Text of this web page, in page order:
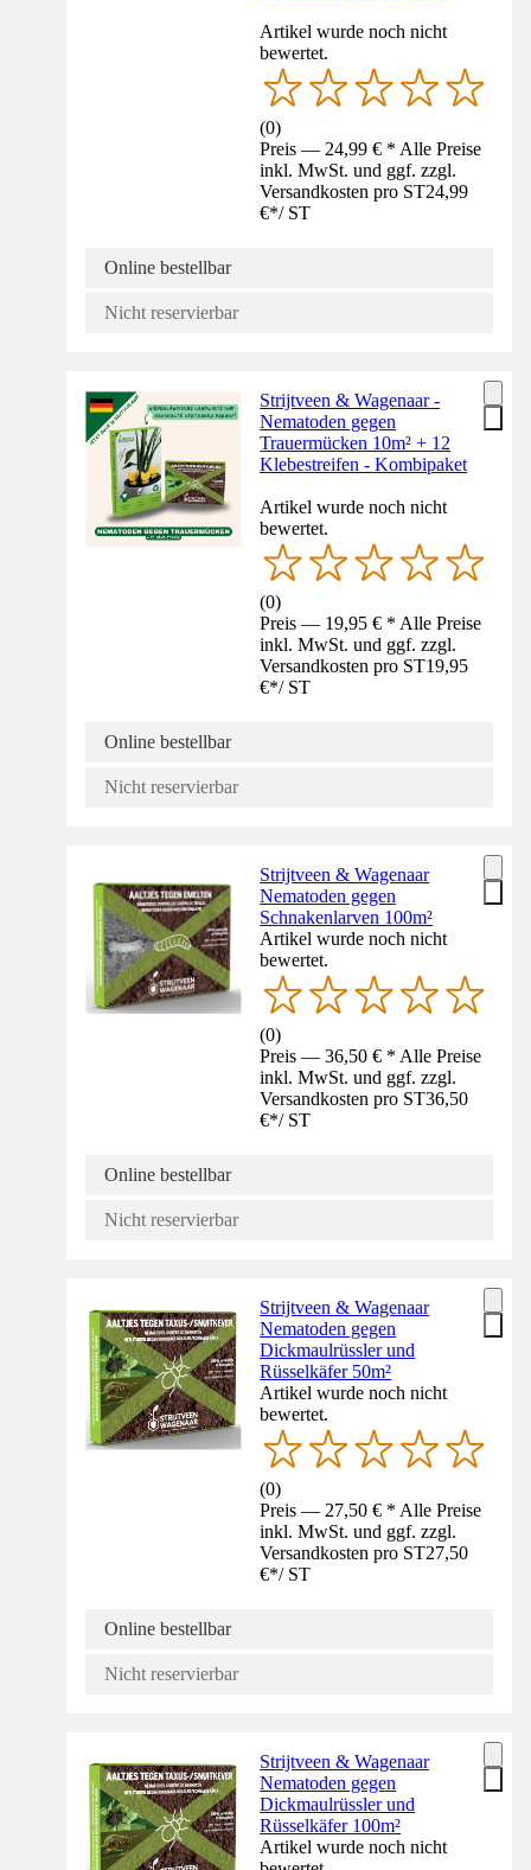
Artikel wurde noch nicht
bewertet.
(0)
Preis — 24,99 € * Alle Preise
inkl. MwSt. und ggf. zzgl.
Versandkosten pro ST24,99
€*/ ST
Online bestellbar
Nicht reservierbar
Strijtveen & Wagenaar -
Nematoden gegen
Trauermücken 10m² + 12
Klebestreifen - Kombipaket
Artikel wurde noch nicht
bewertet.
(0)
Preis — 19,95 € * Alle Preise
inkl. MwSt. und ggf. zzgl.
Versandkosten pro ST19,95
€*/ ST
Online bestellbar
Nicht reservierbar
Strijtveen & Wagenaar
Nematoden gegen
Schnakenlarven 100m²
Artikel wurde noch nicht
bewertet.
(0)
Preis — 36,50 € * Alle Preise
inkl. MwSt. und ggf. zzgl.
Versandkosten pro ST36,50
€*/ ST
Online bestellbar
Nicht reservierbar
Strijtveen & Wagenaar
Nematoden gegen
Dickmaulrüssler und
Rüsselkäfer 50m²
Artikel wurde noch nicht
bewertet.
(0)
Preis — 27,50 € * Alle Preise
inkl. MwSt. und ggf. zzgl.
Versandkosten pro ST27,50
€*/ ST
Online bestellbar
Nicht reservierbar
Strijtveen & Wagenaar
Nematoden gegen
Dickmaulrüssler und
Rüsselkäfer 100m²
Artikel wurde noch nicht